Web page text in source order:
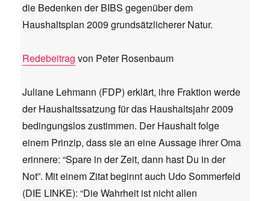
die Bedenken der BIBS gegenüber dem
Haushaltsplan 2009 grundsätzlicherer Natur.
Redebeitrag von Peter Rosenbaum
Juliane Lehmann (FDP) erklärt, ihre Fraktion werde
der Haushaltssatzung für das Haushaltsjahr 2009
bedingungslos zustimmen. Der Haushalt folge
einem Prinzip, dass sie an eine Aussage ihrer Oma
erinnere: “Spare in der Zeit, dann hast Du in der
Not”. Mit einem Zitat beginnt auch Udo Sommerfeld
(DIE LINKE): “Die Wahrheit ist nicht allen